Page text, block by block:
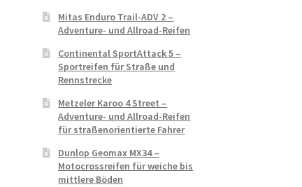
Mitas Enduro Trail-ADV 2 –
Adventure- und Allroad-Reifen
Continental SportAttack 5 –
Sportreifen für Straße und
Rennstrecke
Metzeler Karoo 4 Street –
Adventure- und Allroad-Reifen
für straßenorientierte Fahrer
Dunlop Geomax MX34 –
Motocrossreifen für weiche bis
mittlere Böden